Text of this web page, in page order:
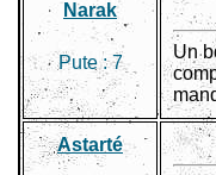
Narak
Pute :7
Un
Astarté